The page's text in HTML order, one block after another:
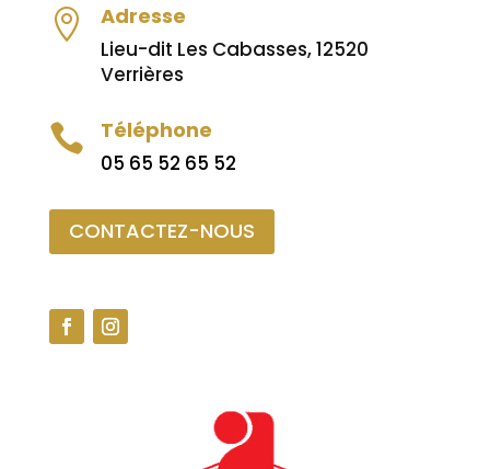
 Adresse
Lieu-dit Les Cabasses, 12520
Verrières
 Téléphone
05 65 52 65 52
CONTACTEZ-NOUS